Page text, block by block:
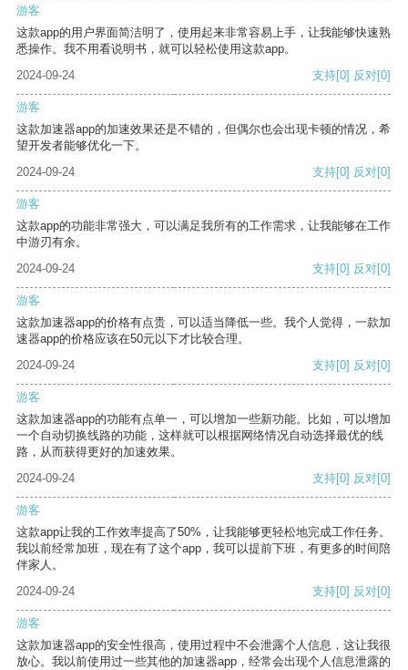
游客
这款app的用户界面简洁明了，使用起来非常容易上手，让我能够快速熟
悉操作。我不用看说明书，就可以轻松使用这款app。
2024-09-24
支持[0] 反对[0]
游客
这款加速器app的加速效果还是不错的，但偶尔也会出现卡顿的情况，希
望开发者能够优化一下。
2024-09-24
支持[0] 反对[0]
游客
这款app的功能非常强大，可以满足我所有的工作需求，让我能够在工作
中游刃有余。
2024-09-24
支持[0] 反对[0]
游客
这款加速器app的价格有点贵，可以适当降低一些。我个人觉得，一款加
速器app的价格应该在50元以下才比较合理。
2024-09-24
支持[0] 反对[0]
游客
这款加速器app的功能有点单一，可以增加一些新功能。比如，可以增加
一个自动切换线路的功能，这样就可以根据网络情况自动选择最优的线
路，从而获得更好的加速效果。
2024-09-24
支持[0] 反对[0]
游客
这款app让我的工作效率提高了50%，让我能够更轻松地完成工作任务。
我以前经常加班，现在有了这个app，我可以提前下班，有更多的时间陪
伴家人。
2024-09-24
支持[0] 反对[0]
游客
这款加速器app的安全性很高，使用过程中不会泄露个人信息，这让我很
放心。我以前使用过一些其他的加速器app，经常会出现个人信息泄露的